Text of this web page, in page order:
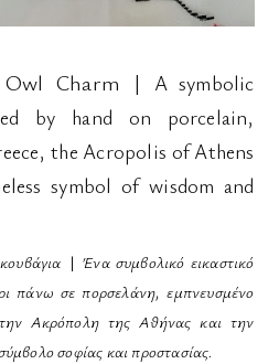
Charm |
A symbolic
by hand on porcelain,
the Acropolis of Athens
symbol of wisdom and
|Ένα συμβολικό εικαστικό
πάνω σε πορσελάνη, εμπνευσμένο
Ακρόπολη της Αθήνας και την
σοφίας και προστασίας.